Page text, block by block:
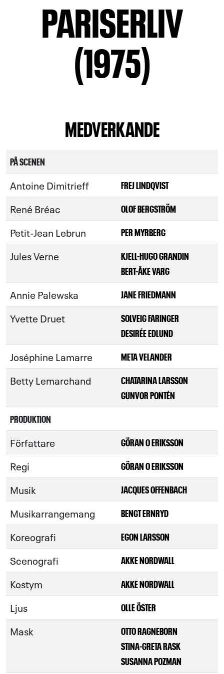
PARISERLIV
(1975)
MEDVERKANDE
PÅ SCENEN
Antoine Dimitrieff FREJ LINDQVIST
René Bréac OLOF BERGSTRÖM
Petit-Jean Lebrun PER MYRBERG
Jules Verne
KJELL-HUGO GRANDIN
BERT-ÅKE VARG
Annie Palewska JANE FRIEDMANN
Yvette Druet
SOLVEIG FARINGER
DESIRÉE EDLUND
Joséphine Lamarre META VELANDER
Betty Lemarchand
CHATARINA LARSSON
GUNVOR PONTÉN
PRODUKTION
Författare GÖRAN O ERIKSSON
Regi GÖRAN O ERIKSSON
Musik JACQUES OFFENBACH
Musikarrangemang BENGT ERNRYD
Koreografi EGON LARSSON
Scenografi AKKE NORDWALL
Kostym AKKE NORDWALL
Ljus OLLE ÖSTER
Mask
OTTO RAGNEBORN
STINA-GRETA RASK
SUSANNA POZMAN